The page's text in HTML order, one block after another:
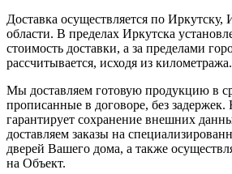
Доставка осуществляется по Иркутску,
области. В пределах Иркутска
стоимость доставки, а за пределами
рассчитывается, исходя из километража.
Мы доставляем готовую продукцию в
прописанные в договоре, без задержек.
гарантирует сохранение внешних
доставляем заказы на
дверей Вашего дома, а также
на Объект.